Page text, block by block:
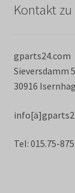
Kontakt zu
gparts24.com
Sieversdamm
30916
Tel: 015.75-